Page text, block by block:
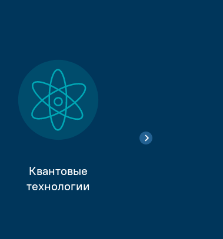
Квантовые
технологии